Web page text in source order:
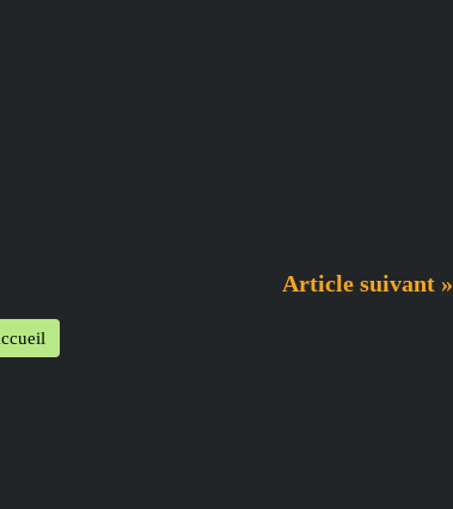
Article suivant »